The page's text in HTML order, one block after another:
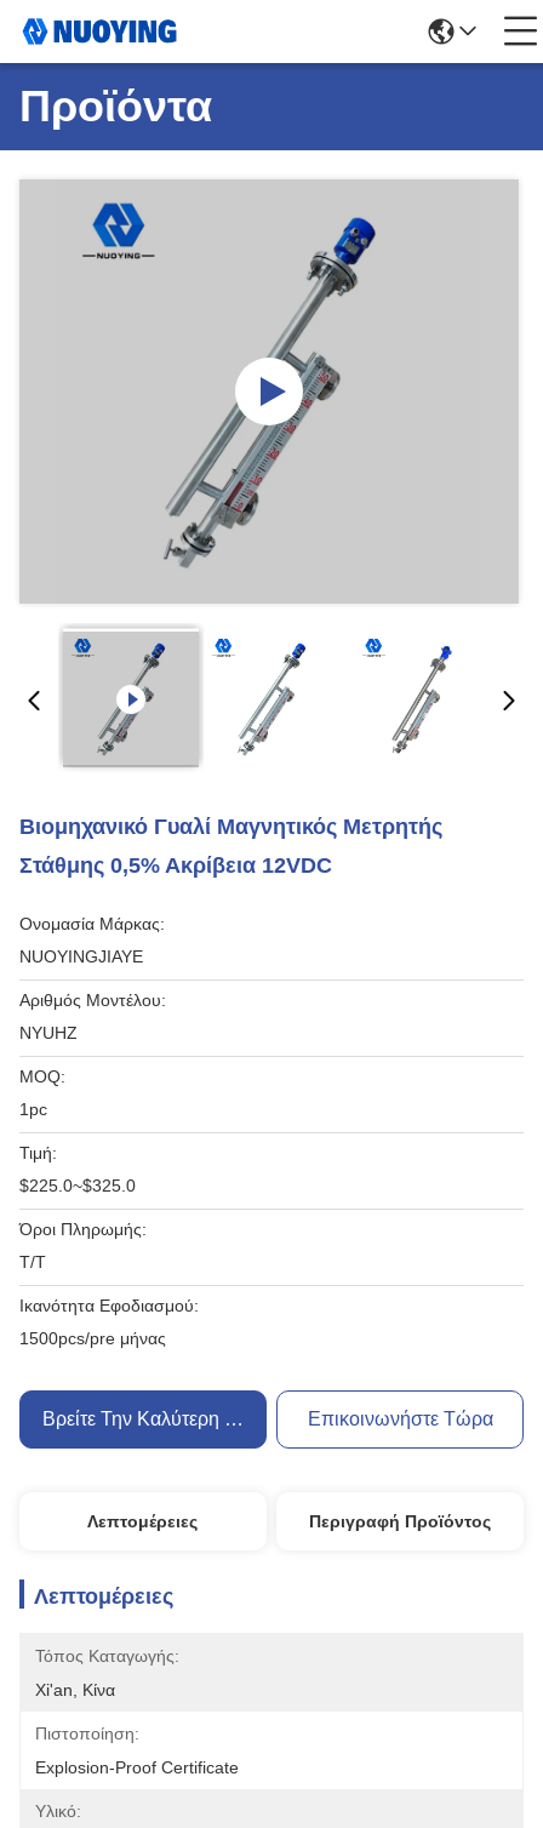
Προϊόντα
Βιομηχανικό Γυαλί Μαγνητικός Μετρητής
Στάθμης 0,5% Ακρίβεια 12VDC
Ονομασία Μάρκας:
NUOYINGJIAYE
Αριθμός Μοντέλου:
NYUHZ
MOQ:
1pc
Τιμή:
$225.0~$325.0
Όροι Πληρωμής:
T/T
Ικανότητα Εφοδιασμού:
1500pcs/pre μήνας
Βρείτε Την Καλύτερη Τιμή Επικοινωνήστε Τώρα
Λεπτομέρειες Περιγραφή Προϊόντος
Λεπτομέρειες
Τόπος Καταγωγής:
Xi'an, Κίνα
Πιστοποίηση:
Explosion-Proof Certificate
Υλικό: